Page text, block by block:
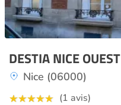
DESTIA NICE OUEST
Nice (06000)
(1 avis)